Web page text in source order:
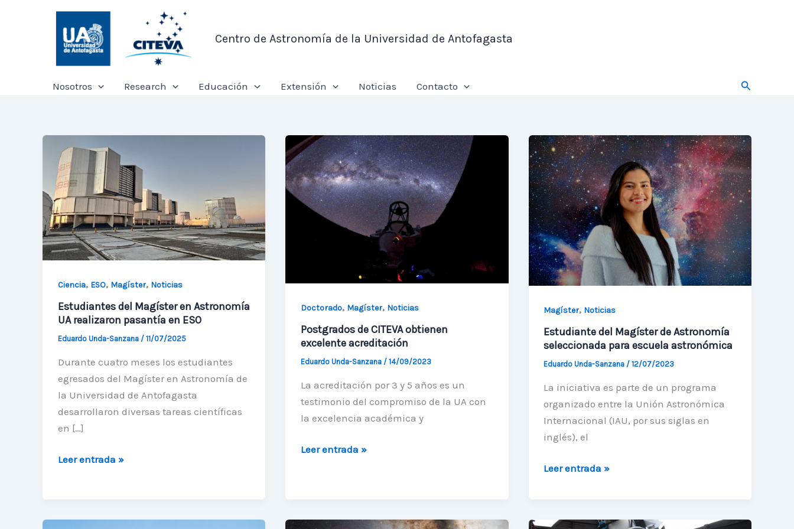
Centro de Astronomía de la Universidad de Antofagasta
Nosotros Research Educación Extensión Noticias Contacto Buscar
Ciencia, ESO, Magíster, Noticias
Estudiantes del Magíster en Astronomía
UA realizaron pasantía en ESO
Eduardo Unda-Sanzana / 11/07/2025
Durante cuatro meses los estudiantes
egresados del Magíster en Astronomía de
la Universidad de Antofagasta
desarrollaron diversas tareas científicas
en […]
Estudiantes
Leer entrada »
Doctorado, Magíster, Noticias
Postgrados de CITEVA obtienen
excelente acreditación
Eduardo Unda-Sanzana / 14/09/2023
La acreditación por 3 y 5 años es un
testimonio del compromiso de la UA con
la excelencia académica y
Postgrados
Leer entrada »
Magíster, Noticias
Estudiante del Magíster de Astronomía
seleccionada para escuela astronómica
Eduardo Unda-Sanzana /12/07/2023
La iniciativa es parte de un programa
organizado entre la Unión Astronómica
Internacional (IAU, por sus siglas en
inglés), el
Estudiante
Leer entrada »